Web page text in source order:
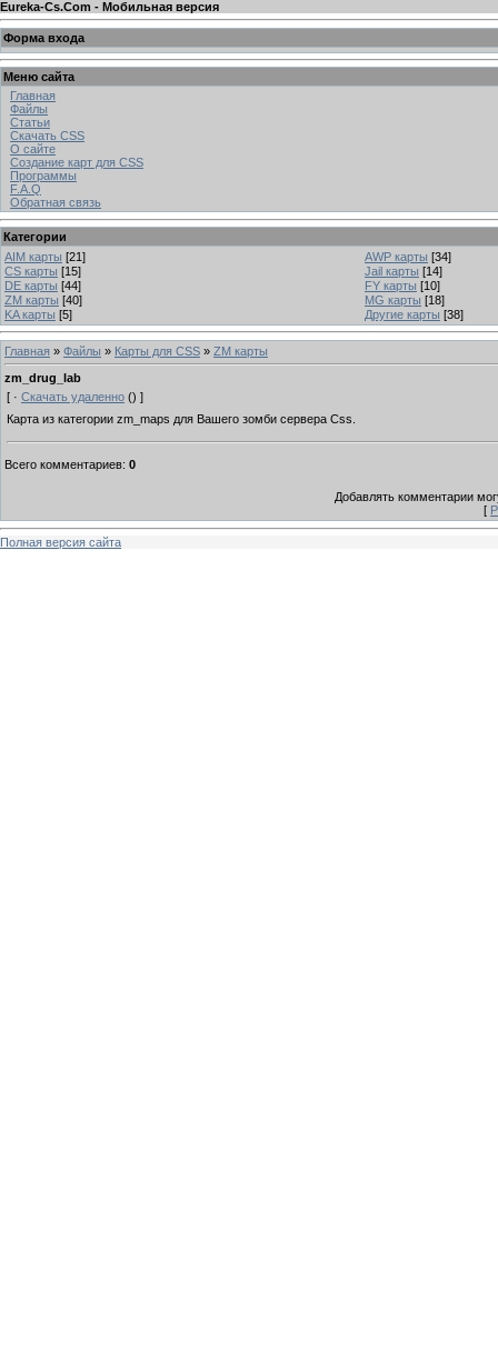
Eureka-Cs.Com - Мобильная версия
Форма входа
Меню сайта
Главная
Файлы
Статьи
Скачать CSS
О сайте
Создание карт для CSS
Программы
F.A.Q
Обратная связь
Категории
AIM карты [21] AWP карты [34]
CS карты [15] Jail карты [14]
DE карты [44] FY карты [10]
ZM карты [40] MG карты [18]
KA карты [5] Другие карты [38]
Главная » Файлы » Карты для CSS » ZM карты
zm_drug_lab
[ · Скачать удаленно () ]
Карта из категории zm_maps для Вашего зомби сервера Css.
Всего комментариев: 0
Добавлять комментарии
[
Полная версия сайта